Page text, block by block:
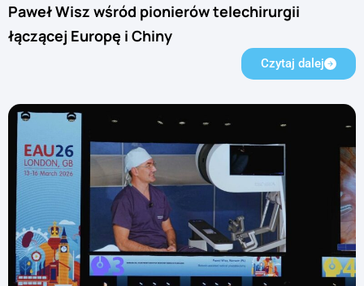
Paweł Wisz wśród pionierów telechirurgii
łączącej Europę i Chiny
Czytaj dalej